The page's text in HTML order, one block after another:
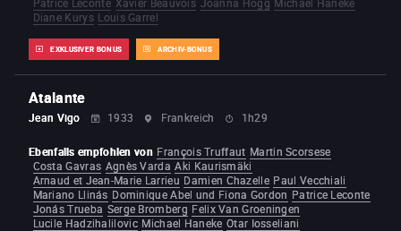
EXKLUSIVER BONUS ARCHIV-BONUS
Diane Kurys Louis Garrel
Atalante
Jean Vigo 1933 Frankreich 1h29
Ebenfalls empfohlen von François Truffaut Martin Scorsese
Costa Gavras Agnès Varda Aki Kaurismäki
Arnaud et Jean-Marie Larrieu Damien Chazelle Paul Vecchiali
Mariano Llinás Dominique Abel und Fiona Gordon Patrice Leconte
Jonás Trueba Serge Bromberg Felix Van Groeningen
Lucile Hadzihalilovic Michael Haneke Otar Iosseliani